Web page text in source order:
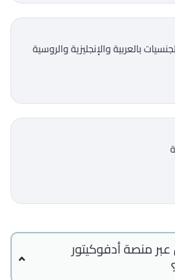
بالعربية والإنجليزية والروسية
منصة أدفوكيتور